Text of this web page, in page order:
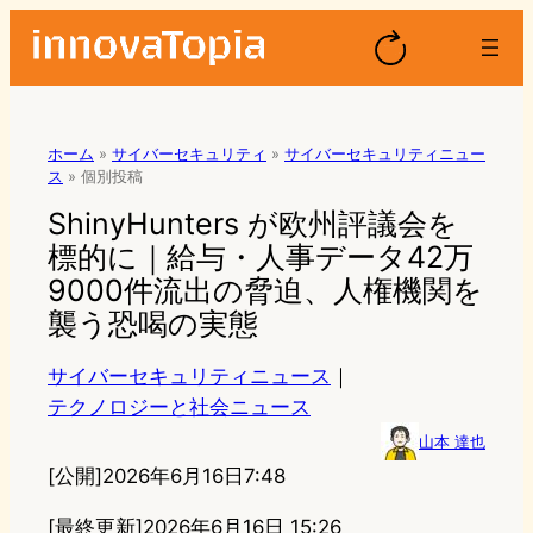
ホーム » サイバーセキュリティ » サイバーセキュリティニュー
ス » 個別投稿
ShinyHunters が欧州評議会を
標的に｜給与・人事データ42万
9000件流出の脅迫、人権機関を
襲う恐喝の実態
サイバーセキュリティニュース ｜
テクノロジーと社会ニュース
山本 達也
[公開]2026年6月16日7:48
[最終更新]2026年6月16日 15:26